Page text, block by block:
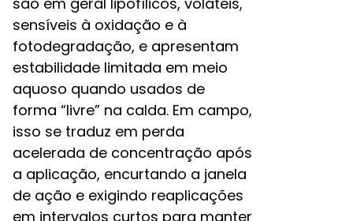
sensíveis à oxidação e à
fotodegradação, e apresentam
estabilidade limitada em meio
aquoso quando usados de
forma “livre” na calda. Em campo,
isso se traduz em perda
acelerada de concentração após
a aplicação, encurtando a janela
de ação e exigindo reaplicações
em intervalos curtos para manter